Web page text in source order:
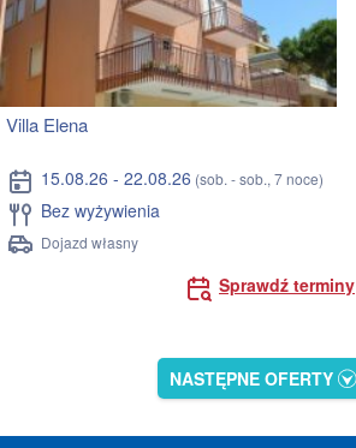
Villa Elena
15.08.26 - 22.08.26 (sob. - sob., 7 noce)
Bez wyżywienia
Dojazd własny
Sprawdź terminy
NASTĘPNE OFERTY